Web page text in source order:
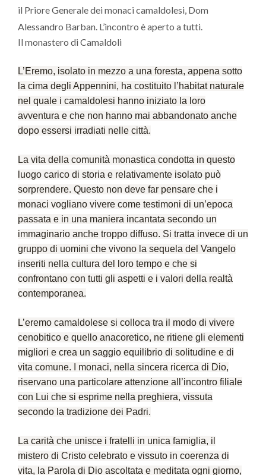
il Priore Generale dei monaci camaldolesi, Dom
Alessandro Barban. L’incontro è aperto a tutti.
Il monastero di Camaldoli
L’Eremo, isolato in mezzo a una foresta, appena sotto
la cima degli Appennini, ha costituito l’habitat naturale
nel quale i camaldolesi hanno iniziato la loro
avventura e che non hanno mai abbandonato anche
dopo essersi irradiati nelle città.
La vita della comunità monastica condotta in questo
luogo carico di storia e relativamente isolato può
sorprendere. Questo non deve far pensare che i
monaci vogliano vivere come testimoni di un’epoca
passata e in una maniera incantata secondo un
immaginario anche troppo diffuso. Si tratta invece di un
gruppo di uomini che vivono la sequela del Vangelo
inseriti nella cultura del loro tempo e che si
confrontano con tutti gli aspetti e i valori della realtà
contemporanea.
L’eremo camaldolese si colloca tra il modo di vivere
cenobitico e quello anacoretico, ne ritiene gli elementi
migliori e crea un saggio equilibrio di solitudine e di
vita comune. I monaci, nella sincera ricerca di Dio,
riservano una particolare attenzione all’incontro filiale
con Lui che si esprime nella preghiera, vissuta
secondo la tradizione dei Padri.
La carità che unisce i fratelli in unica famiglia, il
mistero di Cristo celebrato e vissuto in coerenza di
vita, la Parola di Dio ascoltata e meditata ogni giorno,